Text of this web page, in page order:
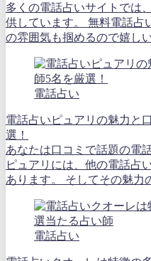
多くの電話占いサイトでは
供しています。 無料電話占
の雰囲気も掴めるので嬉し
電話占い
電話占いピュアリの魅力と
選！
あなたは口コミで話題の電
ピュアリには、他の電話占
あります。 そしてその魅力
電話占い